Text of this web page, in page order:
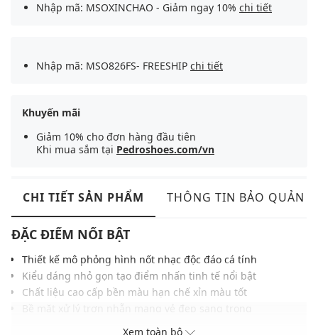
Nhập mã: MSOXINCHAO - Giảm ngay 10% chi tiết
Nhập mã: MSO826FS- FREESHIP chi tiết
Khuyến mãi
Giảm 10% cho đơn hàng đầu tiên
Khi mua sắm tại Pedroshoes.com/vn
CHI TIẾT SẢN PHẨM THÔNG TIN BẢO QUẢN
ĐẶC ĐIỂM NỔI BẬT
Thiết kế mô phỏng hình nốt nhạc độc đáo cá tính
Kiểu dáng nhỏ gọn tạo điểm nhấn tinh tế nổi bật
Chất liệu cao cấp bền màu hạn chế xỉn màu tốt
Cơ chế cài chắc chắn đảm bảo độ ổn định cao
Xem toàn bộ